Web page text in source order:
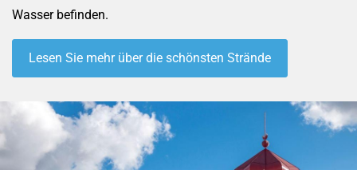
Wasser befinden.
Lesen Sie mehr über die schönsten Strände